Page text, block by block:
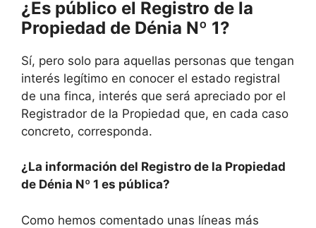
¿Es público el Registro de la
Propiedad de Dénia Nº 1?
Sí, pero solo para aquellas personas que tengan
interés legítimo en conocer el estado registral
de una finca, interés que será apreciado por el
Registrador de la Propiedad que, en cada caso
concreto, corresponda.
¿La información del Registro de la Propiedad
de Dénia Nº 1 es pública?
Como hemos comentado unas líneas más